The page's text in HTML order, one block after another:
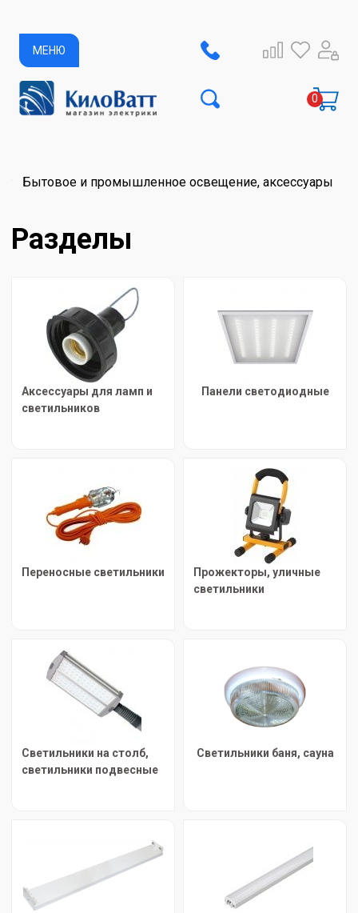
МЕНЮ
Бытовое и промышленное освещение, аксессуары
Разделы
Аксессуары для ламп и
светильников
Панели светодиодные
Переносные светильники
Прожекторы, уличные
светильники
Светильники на столб,
светильники подвесные
Светильники баня, сауна